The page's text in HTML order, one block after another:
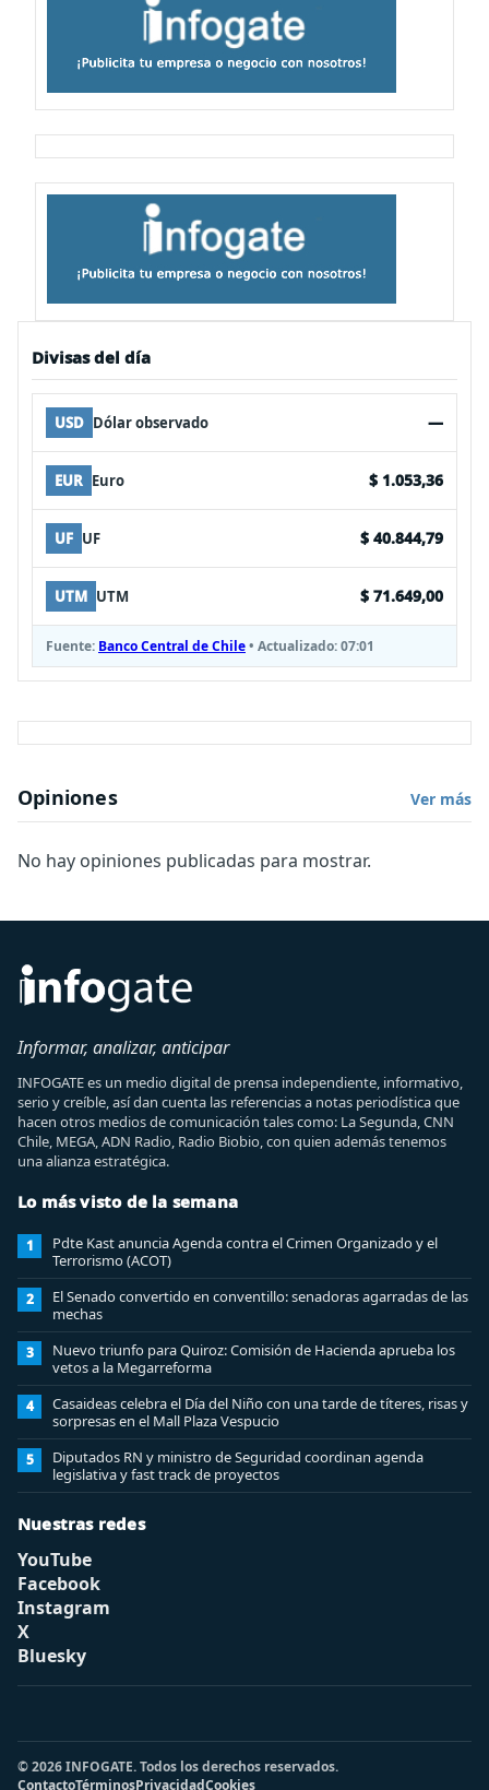
Divisas del día
USD Dólar observado —
EUR Euro $ 1.053,36
UF UF $ 40.844,79
UTM UTM $ 71.649,00
Fuente: Banco Central de Chile• Actualizado:07:01
Opiniones Ver más
No hay opiniones publicadas para mostrar.
Informar, analizar, anticipar
INFOGATE es un medio digital de prensa independiente, informativo,
serio y creíble, así dan cuenta las referencias a notas periodística que
hacen otros medios de comunicación tales como: La Segunda, CNN
Chile, MEGA, ADN Radio, Radio Biobio, con quien además tenemos
una alianza estratégica.
Lo más visto de la semana
1
Pdte Kast anuncia Agenda contra el Crimen Organizado y el
Terrorismo (ACOT)
2
El Senado convertido en conventillo: senadoras agarradas de las
mechas
3
Nuevo triunfo para Quiroz: Comisión de Hacienda aprueba los
vetos a la Megarreforma
4
Casaideas celebra el Día del Niño con una tarde de títeres, risas y
sorpresas en el Mall Plaza Vespucio
5
Diputados RN y ministro de Seguridad coordinan agenda
legislativa y fast track de proyectos
Nuestras redes
YouTube
Facebook
Instagram
X
Bluesky
© 2026 INFOGATE. Todos los derechos reservados.
ContactoTérminosPrivacidadCookies